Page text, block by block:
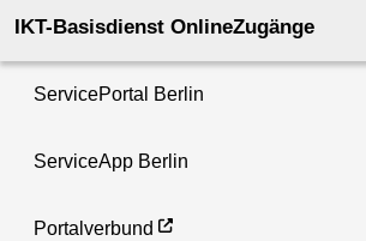
IKT-Basisdienst OnlineZugänge
ServicePortal Berlin
ServiceApp Berlin
Portalverbund